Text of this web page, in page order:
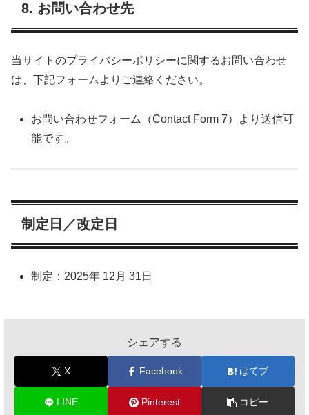
8. お問い合わせ先
当サイトのプライバシーポリシーに関するお問い合わせ
は、下記フォームよりご連絡ください。
お問い合わせフォーム（Contact Form 7）より送信可
能です。
制定日／改定日
制定：2025年 12月 31日
シェアする
X Facebook はてブ
LINE Pinterest コピー